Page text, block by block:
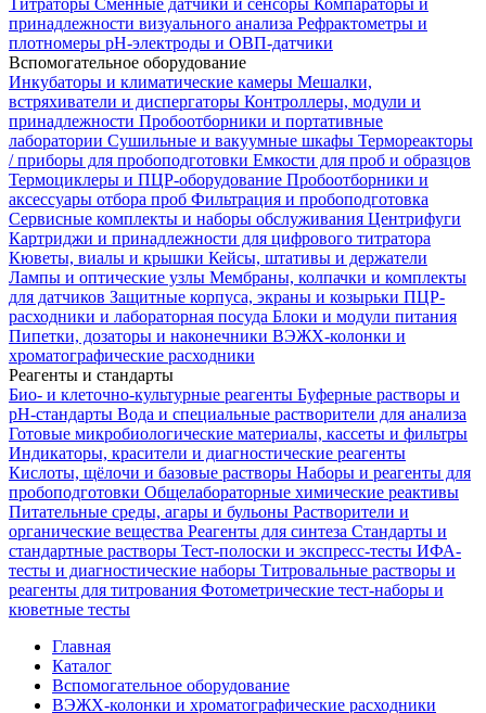
Титраторы Сменные датчики и сенсоры Компараторы и
принадлежности визуального анализа Рефрактометры и
плотномеры pH-электроды и ОВП-датчики
Вспомогательное оборудование
Инкубаторы и климатические камеры Мешалки,
встряхиватели и диспергаторы Контроллеры, модули и
принадлежности Пробоотборники и портативные
лаборатории Сушильные и вакуумные шкафы Термореакторы
/ приборы для пробоподготовки Емкости для проб и образцов
Термоциклеры и ПЦР-оборудование Пробоотборники и
аксессуары отбора проб Фильтрация и пробоподготовка
Сервисные комплекты и наборы обслуживания Центрифуги
Картриджи и принадлежности для цифрового титратора
Кюветы, виалы и крышки Кейсы, штативы и держатели
Лампы и оптические узлы Мембраны, колпачки и комплекты
для датчиков Защитные корпуса, экраны и козырьки ПЦР-
расходники и лабораторная посуда Блоки и модули питания
Пипетки, дозаторы и наконечники ВЭЖХ-колонки и
хроматографические расходники
Реагенты и стандарты
Био- и клеточно-культурные реагенты Буферные растворы и
pH-стандарты Вода и специальные растворители для анализа
Готовые микробиологические материалы, кассеты и фильтры
Индикаторы, красители и диагностические реагенты
Кислоты, щёлочи и базовые растворы Наборы и реагенты для
пробоподготовки Общелабораторные химические реактивы
Питательные среды, агары и бульоны Растворители и
органические вещества Реагенты для синтеза Стандарты и
стандартные растворы Тест-полоски и экспресс-тесты ИФА-
тесты и диагностические наборы Титровальные растворы и
реагенты для титрования Фотометрические тест-наборы и
кюветные тесты
Главная
Каталог
Вспомогательное оборудование
ВЭЖХ-колонки и хроматографические расходники